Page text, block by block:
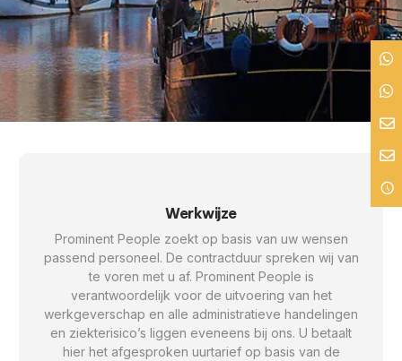
Werkwijze
Prominent People zoekt op basis van uw wensen
passend personeel. De contractduur spreken wij van
te voren met u af. Prominent People is
verantwoordelijk voor de uitvoering van het
werkgeverschap en alle administratieve handelingen
en ziekterisico’s liggen eveneens bij ons. U betaalt
hier het afgesproken uurtarief op basis van de